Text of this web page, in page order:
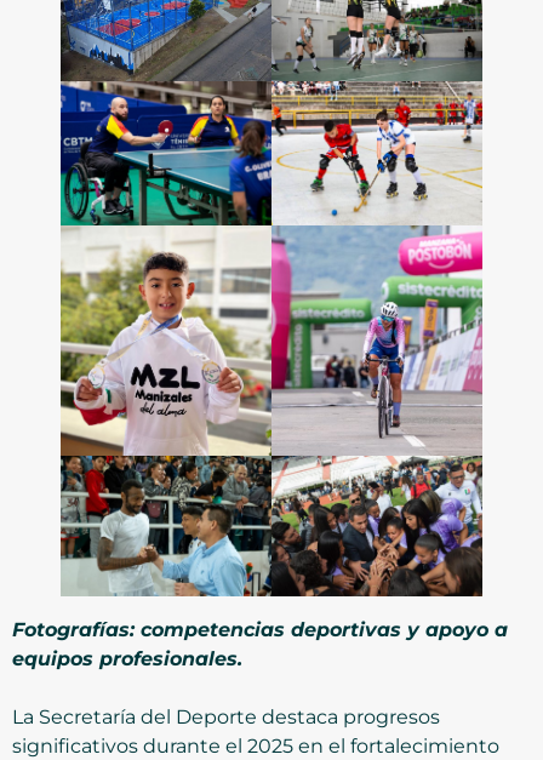
Fotografías: competencias deportivas y apoyo a
equipos profesionales.
La Secretaría del Deporte destaca progresos
significativos durante el 2025 en el fortalecimiento